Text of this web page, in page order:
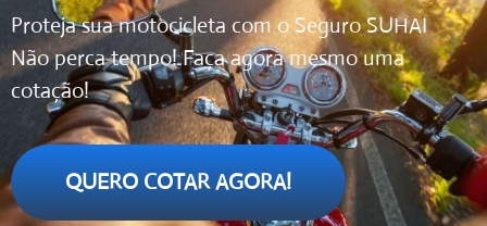
Proteja sua motocicleta com o Seguro SUHAI
Não perca tempo! Faça agora mesmo uma
cotação!
QUERO COTAR AGORA!